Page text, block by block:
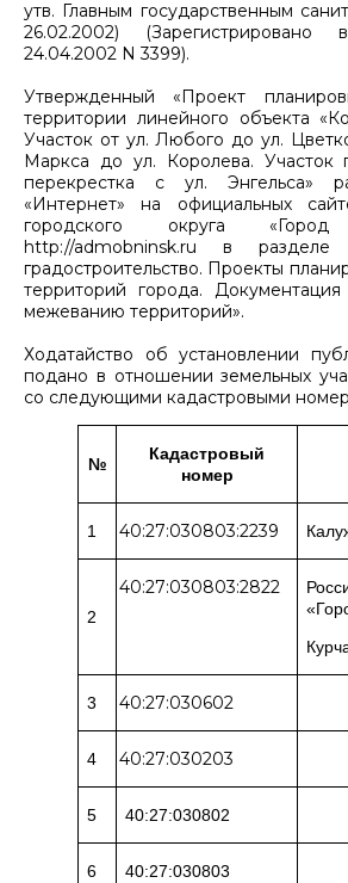
утв. Главным государственным
26.02.2002)
24.04.2002 N 3399).
Утвержденный «Проект
территории линейного объекта
Участок от ул. Любого до ул.
Маркса до ул. Королева.
перекрестка с ул. Энгельса»
«Интернет» на официальных
городского округа
http://admobninsk.ru в разделе
градостроительство. Проекты
территорий города.
межеванию территорий».
Ходатайство об установлении
подано в отношении земельных
со следующими кадастровыми
№
Кадастровый
номер
1 40:27:030803:2239
2
40:27:030803:2822
3 40:27:030602
4 40:27:030203
5 40:27:030802
6 40:27:030803